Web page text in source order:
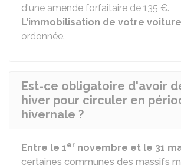
d'une amende forfaitaire de 135 €.
L'immobilisation de votre voiture
ordonnée.
Est-ce obligatoire d'avoir
hiver pour circuler en
hivernale ?
Entre le 1er novembre et le 31
certaines communes des massifs